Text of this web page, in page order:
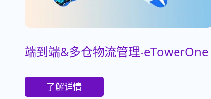
端到端&多仓物流管理-eTowerOne
了解详情